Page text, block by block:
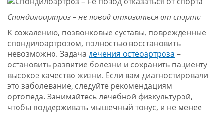
Спондилоартроз – не повод отказаться от спорта
К сожалению, позвонковые суставы, поврежденные
спондилоартрозом, полностью восстановить
невозможно. Задача лечения остеоартроза –
остановить развитие болезни и сохранить пациенту
высокое качество жизни. Если вам диагностировали
это заболевание, следуйте рекомендациям
ортопеда. Занимайтесь лечебной физкультурой,
чтобы поддерживать мышечный тонус, и не менее